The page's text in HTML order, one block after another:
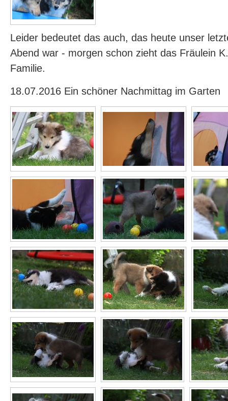
Leider bedeutet das auch, das heute unser
Abend war - morgen schon zieht das Fräulein
Familie.
18.07.2016 Ein schöner Nachmittag im Garten